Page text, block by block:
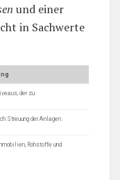
und einer
in Sachwerte
der zu
Streuung der Anlagen.
Rohstoffe und